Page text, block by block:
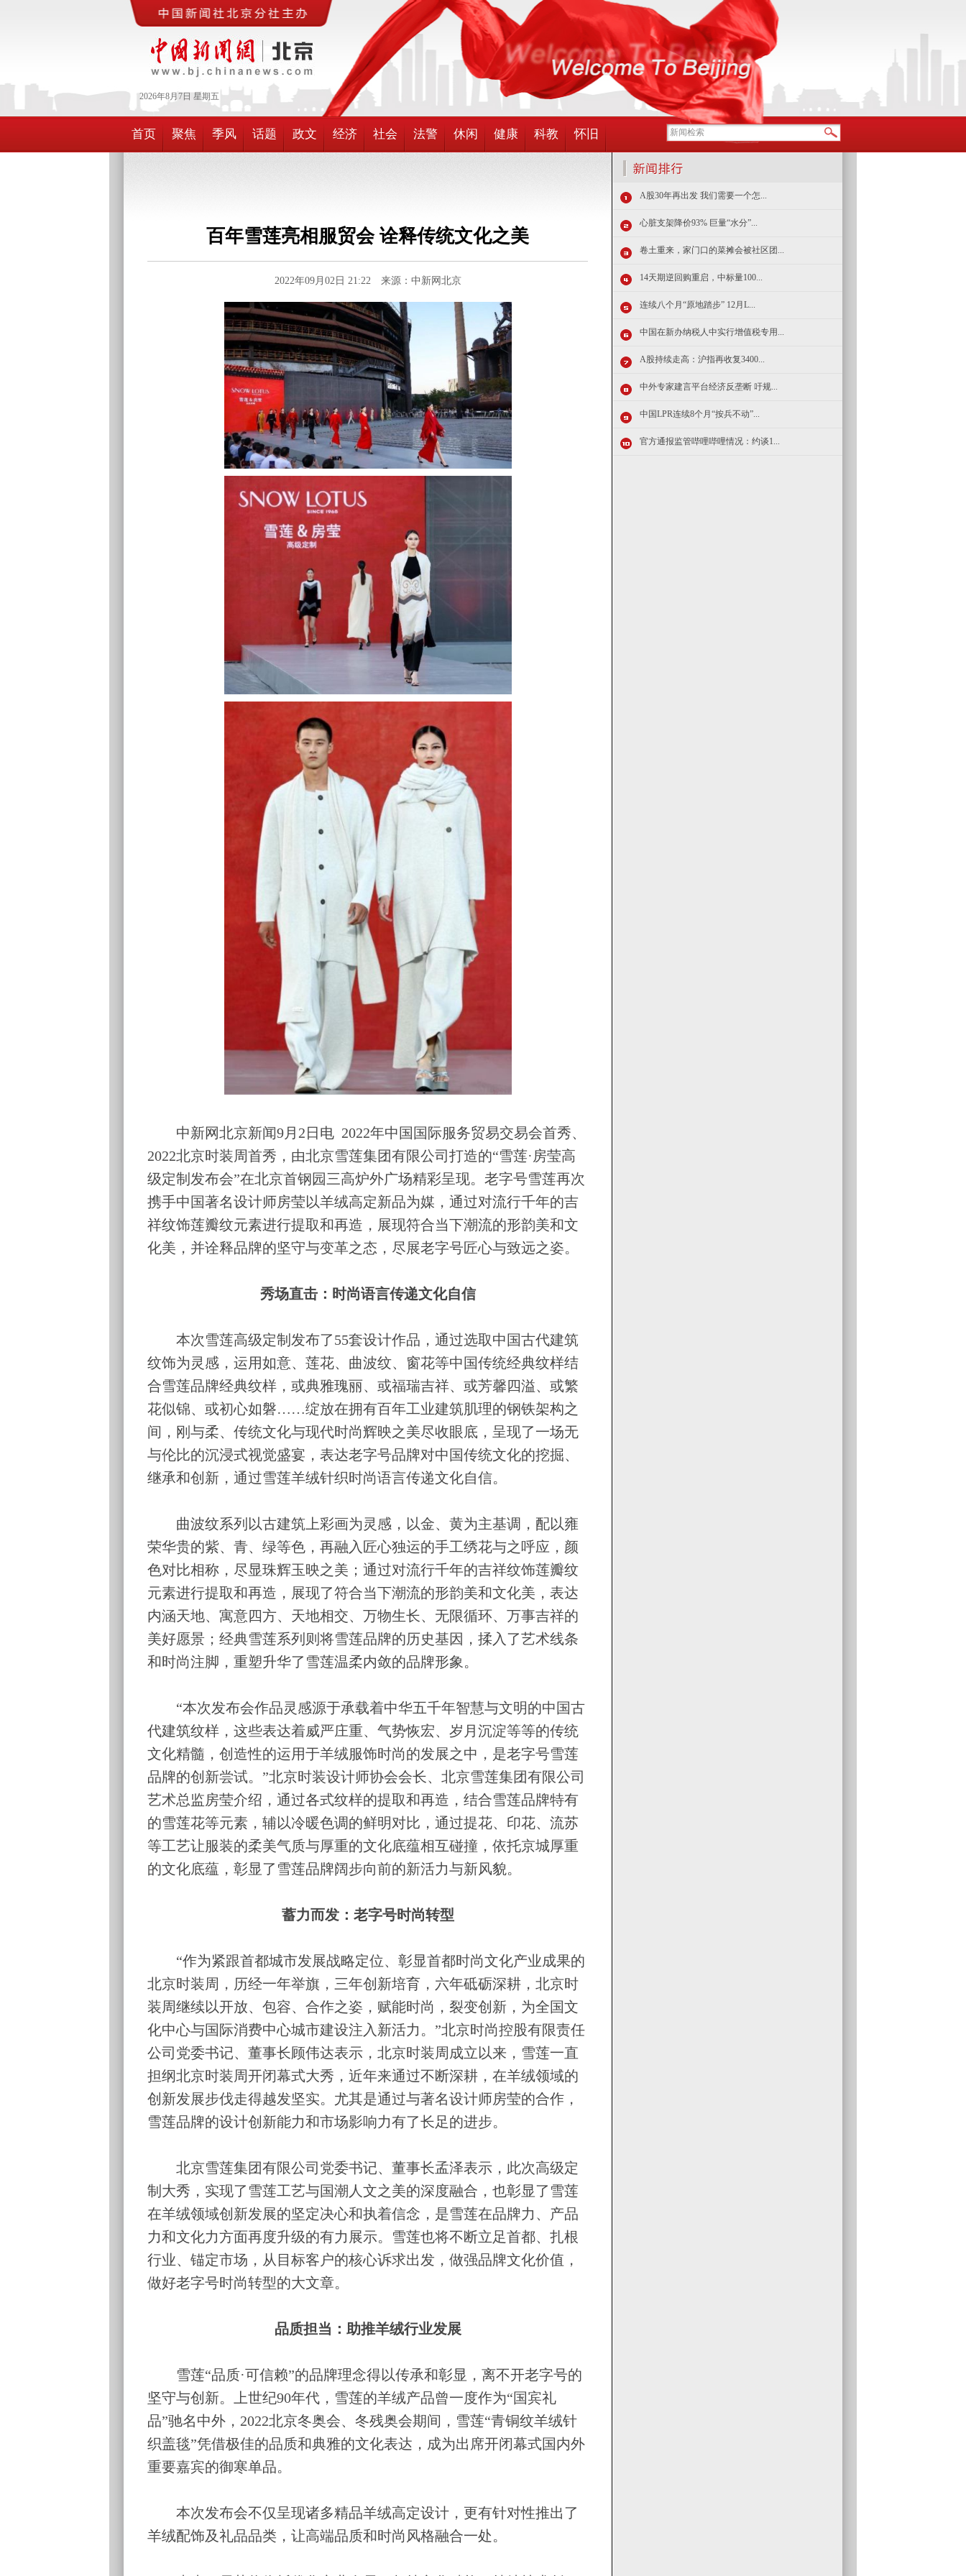
2026年8月 7日 星期五
首页 聚焦 季风 话题 政文 经济 社会 法警 休闲 健康 科教 怀旧
百年雪莲亮相服贸会 诠释传统文化之美
2022年09月02日 21:22 来源：中新网北京
中新网北京新闻9月2日电 2022年中国国际服务贸易交易会首秀、
2022北京时装周首秀，由北京雪莲集团有限公司打造的“雪莲·房莹高
级定制发布会”在北京首钢园三高炉外广场精彩呈现。老字号雪莲再次
携手中国著名设计师房莹以羊绒高定新品为媒，通过对流行千年的吉
祥纹饰莲瓣纹元素进行提取和再造，展现符合当下潮流的形韵美和文
化美，并诠释品牌的坚守与变革之态，尽展老字号匠心与致远之姿。
秀场直击：时尚语言传递文化自信
本次雪莲高级定制发布了55套设计作品，通过选取中国古代建筑
纹饰为灵感，运用如意、莲花、曲波纹、窗花等中国传统经典纹样结
合雪莲品牌经典纹样，或典雅瑰丽、或福瑞吉祥、或芳馨四溢、或繁
花似锦、或初心如磐……绽放在拥有百年工业建筑肌理的钢铁架构之
间，刚与柔、传统文化与现代时尚辉映之美尽收眼底，呈现了一场无
与伦比的沉浸式视觉盛宴，表达老字号品牌对中国传统文化的挖掘、
继承和创新，通过雪莲羊绒针织时尚语言传递文化自信。
曲波纹系列以古建筑上彩画为灵感，以金、黄为主基调，配以雍
荣华贵的紫、青、绿等色，再融入匠心独运的手工绣花与之呼应，颜
色对比相称，尽显珠辉玉映之美；通过对流行千年的吉祥纹饰莲瓣纹
元素进行提取和再造，展现了符合当下潮流的形韵美和文化美，表达
内涵天地、寓意四方、天地相交、万物生长、无限循环、万事吉祥的
美好愿景；经典雪莲系列则将雪莲品牌的历史基因，揉入了艺术线条
和时尚注脚，重塑升华了雪莲温柔内敛的品牌形象。
“本次发布会作品灵感源于承载着中华五千年智慧与文明的中国古
代建筑纹样，这些表达着威严庄重、气势恢宏、岁月沉淀等等的传统
文化精髓，创造性的运用于羊绒服饰时尚的发展之中，是老字号雪莲
品牌的创新尝试。”北京时装设计师协会会长、北京雪莲集团有限公司
艺术总监房莹介绍，通过各式纹样的提取和再造，结合雪莲品牌特有
的雪莲花等元素，辅以冷暖色调的鲜明对比，通过提花、印花、流苏
等工艺让服装的柔美气质与厚重的文化底蕴相互碰撞，依托京城厚重
的文化底蕴，彰显了雪莲品牌阔步向前的新活力与新风貌。
蓄力而发：老字号时尚转型
“作为紧跟首都城市发展战略定位、彰显首都时尚文化产业成果的
北京时装周，历经一年举旗，三年创新培育，六年砥砺深耕，北京时
装周继续以开放、包容、合作之姿，赋能时尚，裂变创新，为全国文
化中心与国际消费中心城市建设注入新活力。”北京时尚控股有限责任
公司党委书记、董事长顾伟达表示，北京时装周成立以来，雪莲一直
担纲北京时装周开闭幕式大秀，近年来通过不断深耕，在羊绒领域的
创新发展步伐走得越发坚实。尤其是通过与著名设计师房莹的合作，
雪莲品牌的设计创新能力和市场影响力有了长足的进步。
北京雪莲集团有限公司党委书记、董事长孟泽表示，此次高级定
制大秀，实现了雪莲工艺与国潮人文之美的深度融合，也彰显了雪莲
在羊绒领域创新发展的坚定决心和执着信念，是雪莲在品牌力、产品
力和文化力方面再度升级的有力展示。雪莲也将不断立足首都、扎根
行业、锚定市场，从目标客户的核心诉求出发，做强品牌文化价值，
做好老字号时尚转型的大文章。
品质担当：助推羊绒行业发展
雪莲“品质·可信赖”的品牌理念得以传承和彰显，离不开老字号的
坚守与创新。上世纪90年代，雪莲的羊绒产品曾一度作为“国宾礼
品”驰名中外，2022北京冬奥会、冬残奥会期间，雪莲“青铜纹羊绒针
织盖毯”凭借极佳的品质和典雅的文化表达，成为出席开闭幕式国内外
重要嘉宾的御寒单品。
本次发布会不仅呈现诸多精品羊绒高定设计，更有针对性推出了
羊绒配饰及礼品品类，让高端品质和时尚风格融合一处。
A股30年再出发 我们需要一个怎...
心脏支架降价93% 巨量“水分”...
卷土重来，家门口的菜摊会被社区团...
14天期逆回购重启，中标量100...
连续八个月“原地踏步” 12月L...
中国在新办纳税人中实行增值税专用...
A股持续走高：沪指再收复3400...
中外专家建言平台经济反垄断 吁规...
中国LPR连续8个月“按兵不动”...
官方通报监管哔哩哔哩情况：约谈1...